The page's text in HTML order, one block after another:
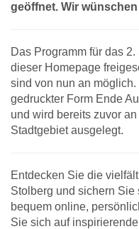
geöffnet. Wir
Das Programm für das
dieser Homepage
sind von nun an
gedruckter Form Ende
und wird bereits zuvor
Stadtgebiet ausgelegt.
Entdecken Sie die
Stolberg und sichern Sie
bequem online,
Sie sich auf